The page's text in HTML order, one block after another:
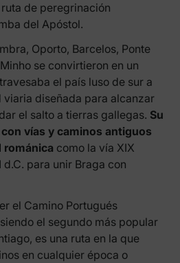
de peregrinación
del Apóstol.
Oporto, Barcelos, Ponte
se convirtieron en un
el país luso de sur a
viaria diseñada para alcanzar
el salto a tierras gallegas. Su
vías y caminos antiguos
románica como la vía XIX
para unir Braga con
el Camino Portugués
el segundo más popular
es una ruta en la que
en cualquier época o